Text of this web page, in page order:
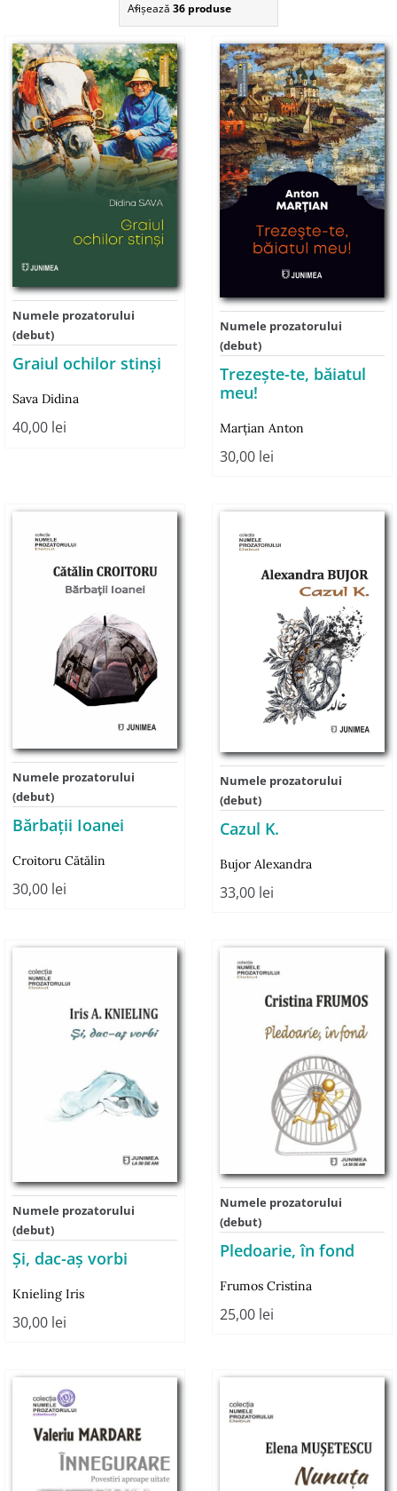
Afişează 36 produse
Numele prozatorului
(debut)
Graiul ochilor stinși
Sava Didina
40,00 lei
Numele prozatorului
(debut)
Trezeşte-te, băiatul
meu!
Marţian Anton
30,00 lei
Numele prozatorului
(debut)
Bărbații Ioanei
Croitoru Cătălin
30,00 lei
Numele prozatorului
(debut)
Cazul K.
Bujor Alexandra
33,00 lei
Numele prozatorului
(debut)
Şi, dac-aş vorbi
Knieling Iris
30,00 lei
Numele prozatorului
(debut)
Pledoarie, în fond
Frumos Cristina
25,00 lei